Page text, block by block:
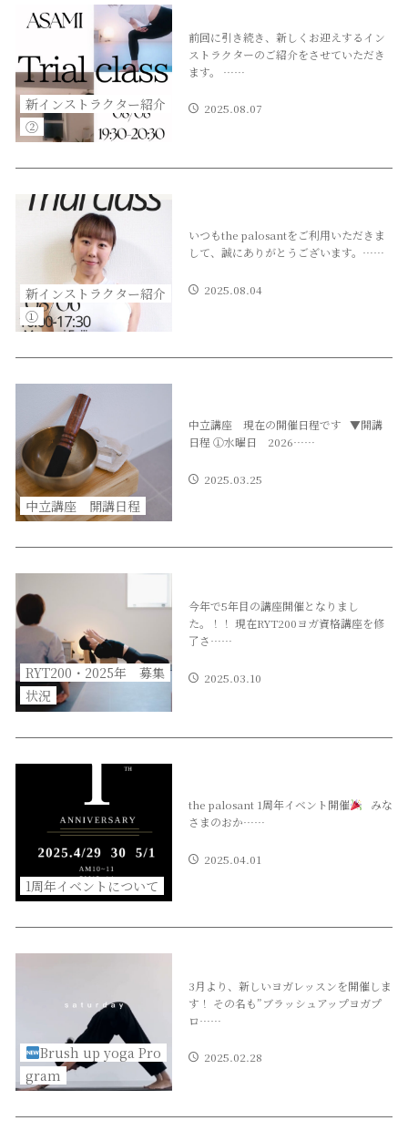
新インストラクター紹介
②
前回に引き続き、新しくお迎えするイン
ストラクターのご紹介をさせていただき
ます。 ……
2025.08.07
新インストラクター紹介
①
いつもthe palosantをご利用いただきま
して、誠にありがとうございます。……
2025.08.04
中立講座 開講日程
中立講座 現在の開催日程です ▼開講
日程 ①水曜日 2026……
2025.03.25
RYT200・2025年 募集
状況
今年で5年目の講座開催となりまし
た。！！ 現在RYT200ヨガ資格講座を修
了さ……
2025.03.10
1周年イベントについて
the palosant 1周年イベント開催
みな
さまのおか……
2025.04.01
Brush up yoga Pro
gram
3月より、新しいヨガレッスンを開催しま
す！ その名も”ブラッシュアップヨガプ
ロ……
2025.02.28